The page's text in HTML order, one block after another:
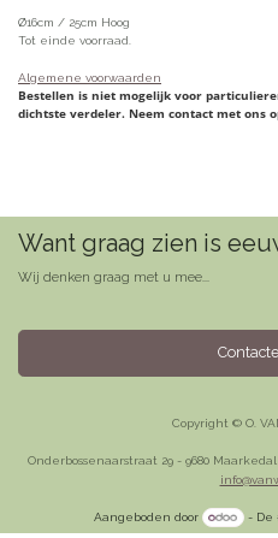
Ø16cm / 25cm Hoog
Tot einde voorraad.
Algemene voorwaarden
Bestellen is niet mogelijk voor
dichtste verdeler. Neem contact met ons
Want graag zien is
Wij denken graag met u mee...
Copyright © O.
Onderbossenaarstraat 29 - 9680
Aangeboden door - De